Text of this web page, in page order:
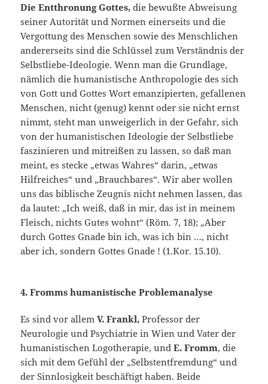
Die Entthronung Gottes, die bewußte Abweisung
seiner Autorität und Normen einerseits und die
Vergottung des Menschen sowie des Menschlichen
andererseits sind die Schlüssel zum Verständnis der
Selbstliebe-Ideologie. Wenn man die Grundlage,
nämlich die humanistische Anthropologie des sich
von Gott und Gottes Wort emanzipierten, gefallenen
Menschen, nicht (genug) kennt oder sie nicht ernst
nimmt, steht man unweigerlich in der Gefahr, sich
von der humanistischen Ideologie der Selbstliebe
faszinieren und mitreißen zu lassen, so daß man
meint, es stecke „etwas Wahres“ darin, „etwas
Hilfreiches“ und „Brauchbares“. Wir aber wollen
uns das biblische Zeugnis nicht nehmen lassen, das
da lautet: „Ich weiß, daß in mir, das ist in meinem
Fleisch, nichts Gutes wohnt“ (Röm. 7, 18); „Aber
durch Gottes Gnade bin ich, was ich bin …, nicht
aber ich, sondern Gottes Gnade ! (1.Kor. 15.10).
4. Fromms humanistische Problemanalyse
Es sind vor allemV. Frankl, Professor der
Neurologie und Psychiatrie in Wien und Vater der
humanistischen Logotherapie, und E. Fromm, die
sich mit dem Gefühl der „Selbstentfremdung“ und
der Sinnlosigkeit beschäftigt haben. Beide